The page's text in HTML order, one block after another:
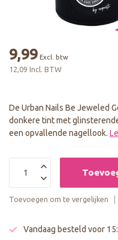
9,99 Excl. btw
12,09 Incl. BTW
De Urban Nails Be Jeweled
donkere tint met
een opvallende nagellook.
Toevoegen om te vergelijken
Vandaag besteld voor